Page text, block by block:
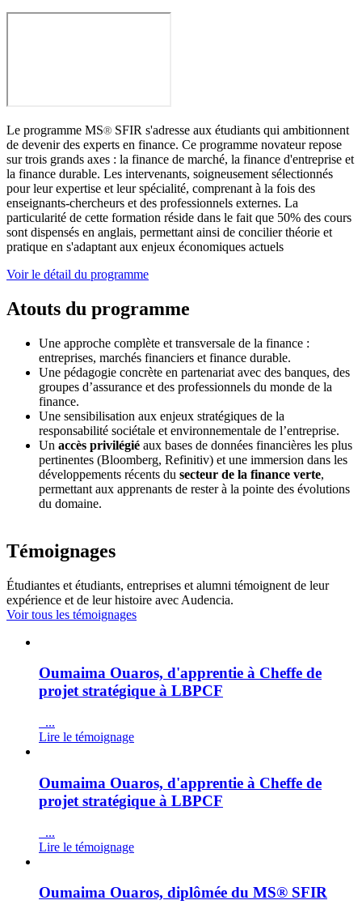
Le programme MS® SFIR s'adresse aux étudiants qui ambitionnent
de devenir des experts en finance. Ce programme novateur repose
sur trois grands axes : la finance de marché, la finance d'entreprise et
la finance durable. Les intervenants, soigneusement sélectionnés
pour leur expertise et leur spécialité, comprenant à la fois des
enseignants-chercheurs et des professionnels externes. La
particularité de cette formation réside dans le fait que 50% des cours
sont dispensés en anglais, permettant ainsi de concilier théorie et
pratique en s'adaptant aux enjeux économiques actuels
Voir le détail du programme
Atouts du programme
Une approche complète et transversale de la finance :
entreprises, marchés financiers et finance durable.
Une pédagogie concrète en partenariat avec des banques, des
groupes d’assurance et des professionnels du monde de la
finance.
Une sensibilisation aux enjeux stratégiques de la
responsabilité sociétale et environnementale de l’entreprise.
Un accès privilégié aux bases de données financières les plus
pertinentes (Bloomberg, Refinitiv) et une immersion dans les
développements récents du secteur de la finance verte,
permettant aux apprenants de rester à la pointe des évolutions
du domaine.
Témoignages
Étudiantes et étudiants, entreprises et alumni témoignent de leur
expérience et de leur histoire avec Audencia.
Voir tous les témoignages
Oumaima Ouaros, d'apprentie à Cheffe de
projet stratégique à LBPCF
...
Lire le témoignage
Oumaima Ouaros, d'apprentie à Cheffe de
projet stratégique à LBPCF
...
Lire le témoignage
Oumaima Ouaros, diplômée du MS® SFIR